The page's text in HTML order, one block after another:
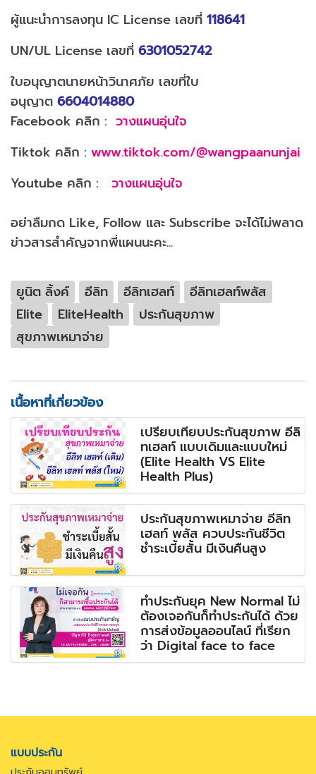
ผู้แนะนำการลงทุน IC License เลขที่ 118641
UN/UL License เลขที่ 6301052742
ใบอนุญาตนายหน้าวินาศภัย เลขที่ใบ
อนุญาต 6604014880
Facebook คลิก : วางแผนอุ่นใจ
Tiktok คลิก : www.tiktok.com/@wangpaanunjai
Youtube คลิก : วางแผนอุ่นใจ
อย่าลืมกด Like, Follow และ Subscribe จะได้ไม่พลาด
ข่าวสารสำคัญจากพี่แผนนะคะ...
ยูนิต ลิ้งค์ อีลิท อีลิทเฮลท์
อีลิทเฮลท์พลัส
Elite
EliteHealth
ประกันสุขภาพ
สุขภาพเหมาจ่าย
เนื้อหาที่เกี่ยวข้อง
เปรียบเทียบประกันสุขภาพ อีลิ
ทเฮลท์ แบบเดิมและแบบใหม่
(Elite Health VS Elite
Health Plus)
ประกันสุขภาพเหมาจ่าย อีลิท
เฮลท์ พลัส ควบประกันชีวิต
ชำระเบี้ยสั้น มีเงินคืนสูง
ทำประกันยุค New Normal ไม่
ต้องเจอกันก็ทำประกันได้ ด้วย
การส่งข้อมูลออนไลน์ ที่เรียก
ว่า Digital face to face
แบบประกัน